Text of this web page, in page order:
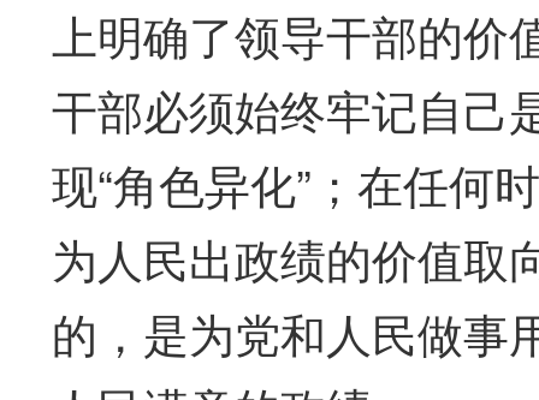
上明确了领导干部的价
干部必须始终牢记自己
现“角色异化”；在任何
为人民出政绩的价值取
的，是为党和人民做事